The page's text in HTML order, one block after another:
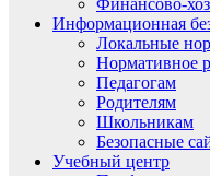
Финансово-
Информационная
Локальные
Нормативное
Педагогам
Родителям
Школьникам
Безопасные
Учебный центр